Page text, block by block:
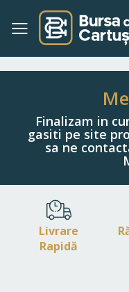
Navigați
Conținut
Finalizam in
gasiti pe site
sa ne
Livrare
Rapidă